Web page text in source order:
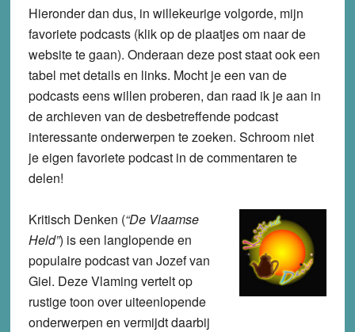
Hieronder dan dus, in willekeurige volgorde, mijn
favoriete podcasts (klik op de plaatjes om naar de
website te gaan). Onderaan deze post staat ook een
tabel met details en links. Mocht je een van de
podcasts eens willen proberen, dan raad ik je aan in
de archieven van de desbetreffende podcast
interessante onderwerpen te zoeken. Schroom niet
je eigen favoriete podcast in de commentaren te
delen!
Kritisch Denken (“De Vlaamse
Held”) is een langlopende en
populaire podcast van Jozef van
Giel. Deze Vlaming vertelt op
rustige toon over uiteenlopende
onderwerpen en vermijdt daarbij